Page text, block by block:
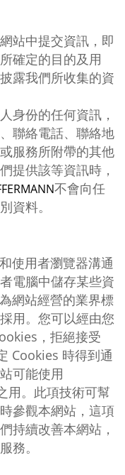
站中提交資訊，即
確定的目的及用
露我們所收集的資
身份的任何資訊，
聯絡電話、聯絡地
服務所附帶的其他
提供該等資訊時，
不會向任
資料。
使用者瀏覽器溝通
電腦中儲存某些資
網站經營的業界標
用。您可以經由您
，拒絕接受
Cookies 時得到通
可能使用
用。此項技術可幫
參觀本網站，這項
持續改善本網站，
務。